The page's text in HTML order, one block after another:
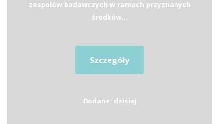
zespołów badawczych w ramach przyznanych
środków...
Szczegóły
Dodane: dzisiaj